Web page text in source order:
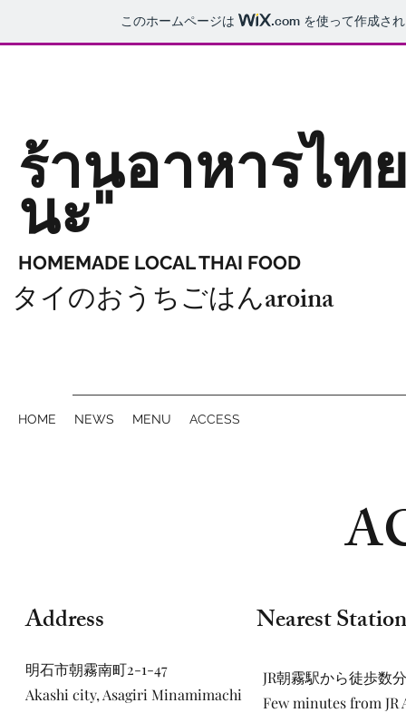
このホームページは .com を使って作成さ
タイのおうちごはんaroina
ร้านอาหารไท
นะ"
HOMEMADE LOCAL THAI FOOD
HOME NEWS MENU ACCESS
Address Nearest Station
明石市朝霧南町2-1-47
Akashi city, Asagiri Minamimachi
JR朝霧駅から徒歩数分
Few minutes from JR